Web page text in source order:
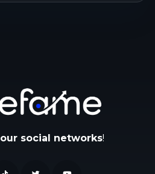
our social networks!